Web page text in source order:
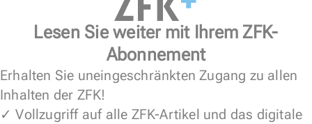
Lesen Sie weiter mit Ihrem ZFK-
Abonnement
Erhalten Sie uneingeschränkten Zugang zu allen
Inhalten der ZFK!
✓ Vollzugriff auf alle ZFK-Artikel und das digitale